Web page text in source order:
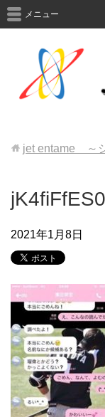
メニュー
jet entame ～
2021年1月8日